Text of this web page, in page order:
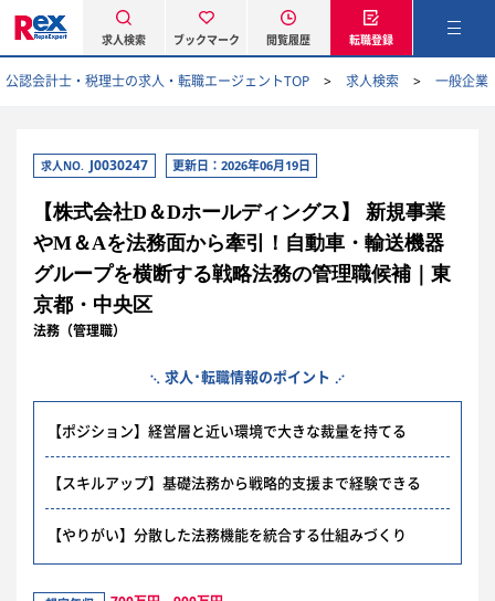
求人検索 ブックマーク 閲覧履歴 転職登録
公認会計士・税理士の求人・転職エージェントTOP 求人検索 一般企業
求人NO. J0030247 更新日：2026年06月19日
【株式会社D＆Dホールディングス】 新規事業
やM＆Aを法務面から牽引！自動車・輸送機器
グループを横断する戦略法務の管理職候補｜東
京都・中央区
法務（管理職）
求人･転職情報のポイント
【ポジション】経営層と近い環境で大きな裁量を持てる
【スキルアップ】基礎法務から戦略的支援まで経験できる
【やりがい】分散した法務機能を統合する仕組みづくり